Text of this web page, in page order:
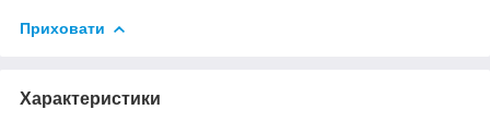
Приховати
Характеристики